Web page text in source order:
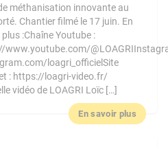
méthanisation innovante au
Chantier filmé le 17 juin. En
:Chaîne Youtube :
www.youtube.com/
loagri_officielSite
: https://loagri-video.fr/
vidéo de LOAGRI Loïc […]
En savoir plus